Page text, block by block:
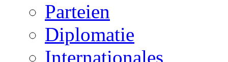
Parteien
Diplomatie
Internationales